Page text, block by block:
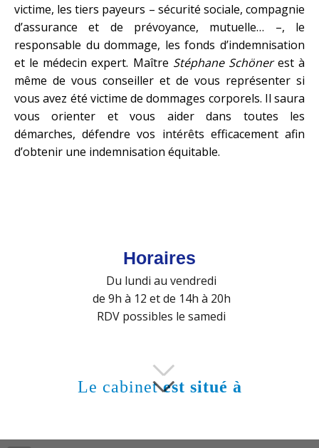
victime, les tiers payeurs – sécurité sociale, compagnie
d’assurance et de prévoyance, mutuelle… –, le
responsable du dommage, les fonds d’indemnisation
et le médecin expert. Maître Stéphane Schönerest à
même de vous conseiller et de vous représenter si
vous avez été victime de dommages corporels. Il saura
vous orienter et vous aider dans toutes les
démarches, défendre vos intérêts efficacement afin
d’obtenir une indemnisation équitable.
Horaires
Du lundi au vendredi
de 9h à 12 et de 14h à 20h
RDV possibles le samedi
Le cabinetest situé à